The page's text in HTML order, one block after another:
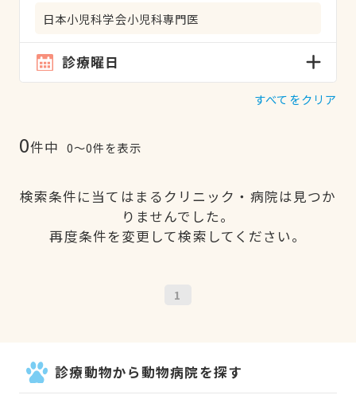
日本小児科学会小児科専門医
診療曜日
すべてをクリア
0件中 0〜0件を表示
検索条件に当てはまるクリニック・病院は見つか
りませんでした。
再度条件を変更して検索してください。
1
診療動物から動物病院を探す